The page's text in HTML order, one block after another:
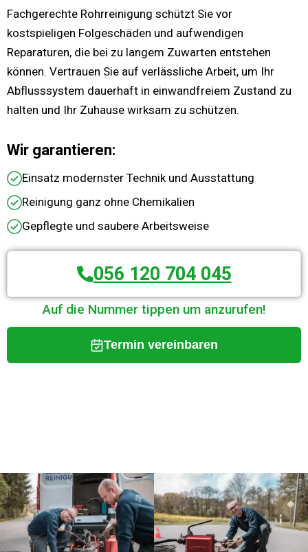
Fachgerechte Rohrreinigung schützt Sie vor
kostspieligen Folgeschäden und aufwendigen
Reparaturen, die bei zu langem Zuwarten entstehen
können. Vertrauen Sie auf verlässliche Arbeit, um Ihr
Abflusssystem dauerhaft in einwandfreiem Zustand zu
halten und Ihr Zuhause wirksam zu schützen.
Wir garantieren:
Einsatz modernster Technik und Ausstattung
Reinigung ganz ohne Chemikalien
Gepflegte und saubere Arbeitsweise
056 120 704 045
Auf die Nummer tippen um anzurufen!
Termin vereinbaren